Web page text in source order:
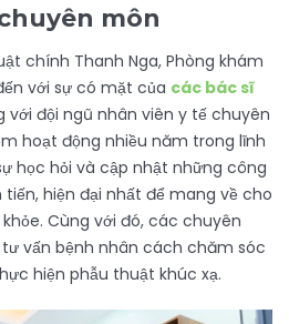
môn
chính Thanh Nga, Phòng khám
với sự có mặt của các bác sĩ
với đội ngũ nhân viên y tế chuyên
hoạt động nhiều năm trong lĩnh
học hỏi và cập nhật những công
hiện đại nhất để mang về cho
Cùng với đó, các chuyên
vấn bệnh nhân cách chăm sóc
hiện phẫu thuật khúc xạ.